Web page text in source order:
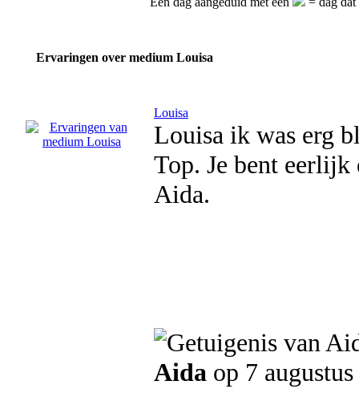
Ervaringen over medium Louisa
Louisa
Louisa ik was erg
Top. Je bent eerlijk
Aida.
Aida op 7